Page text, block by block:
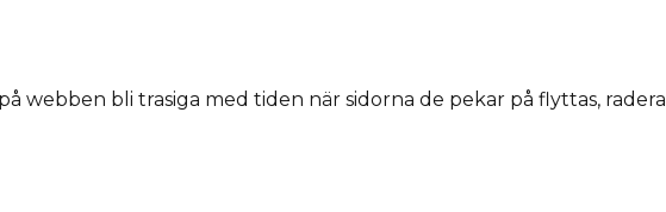
webben bli trasiga med tiden när sidorna de pekar på flyttas,